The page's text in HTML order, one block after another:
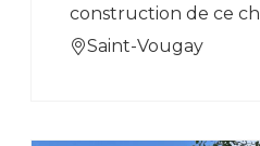
construction de ce
de l’ancien manoir.
Saint-Vougay